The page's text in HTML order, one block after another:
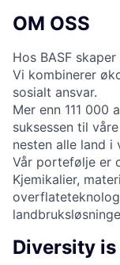
OM OSS
Hos BASF
Vi kombinerer
sosialt ansvar.
Mer enn 111 000
suksessen til
nesten alle land i
Vår portefølje er
Kjemikalier,
Diversity